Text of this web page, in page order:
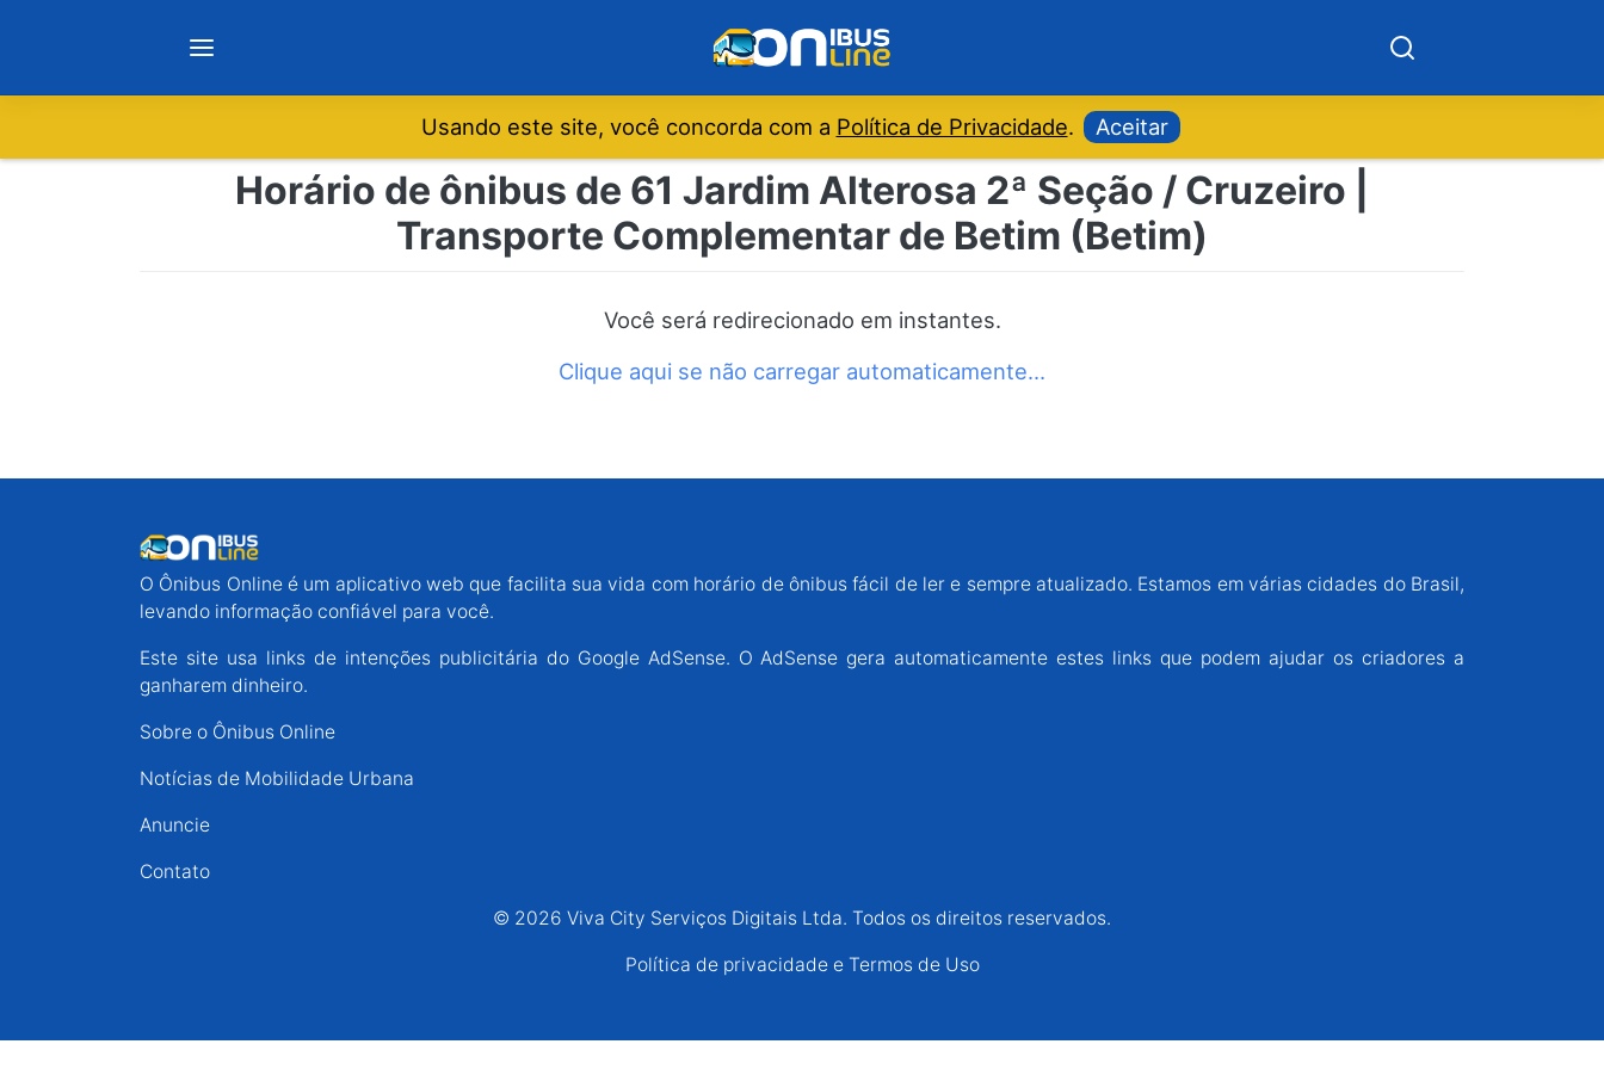
Notícias
Espírito Santo
Paraná
Rio Grande do Sul
Centro-Oeste
Usando este site, você concorda com a Política de Privacidade. Aceitar
Horário de ônibus de 61 Jardim Alterosa 2ª Seção / Cruzeiro |
Transporte Complementar de Betim (Betim)
Você será redirecionado em instantes.
Clique aqui se não carregar automaticamente…
O Ônibus Online é um aplicativo web que facilita sua vida com horário de ônibus fácil de ler e sempre atualizado. Estamos em várias cidades do Brasil,
levando informação confiável para você.
Este site usa links de intenções publicitária do Google AdSense. O AdSense gera automaticamente estes links que podem ajudar os criadores a
ganharem dinheiro.
Sobre o Ônibus Online
Notícias de Mobilidade Urbana
Anuncie
Contato
© 2026 Viva City Serviços Digitais Ltda. Todos os direitos reservados.
Política de privacidade e Termos de Uso